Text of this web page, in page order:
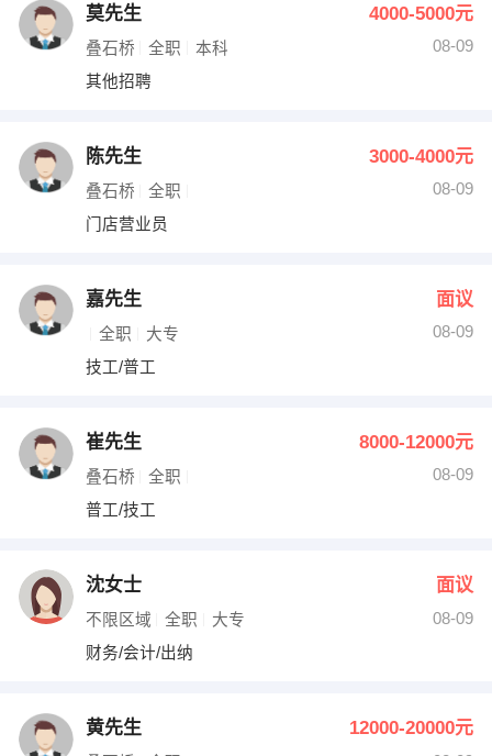
莫先生 4000-5000元
叠石桥 全职 本科
08-09
其他招聘
陈先生 3000-4000元
叠石桥 全职
08-09
门店营业员
嘉先生 面议
全职 大专
08-09
技工/普工
崔先生 8000-12000元
叠石桥 全职
08-09
普工/技工
沈女士 面议
不限区域 全职 大专
08-09
财务/会计/出纳
黄先生 12000-20000元